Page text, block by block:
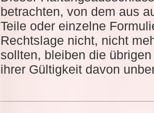
betrachten, von dem aus
Teile oder einzelne
Rechtslage nicht, nicht
sollten, bleiben die
ihrer Gültigkeit davon